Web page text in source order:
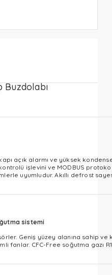
Buzdolabı
açık alarmı ve yüksek
işlevini ve MODBUS
uyumludur. Akıllı defrost
sistemi
Geniş yüzey alanına sahip
fanlar. CFC-Free soğutma gazı